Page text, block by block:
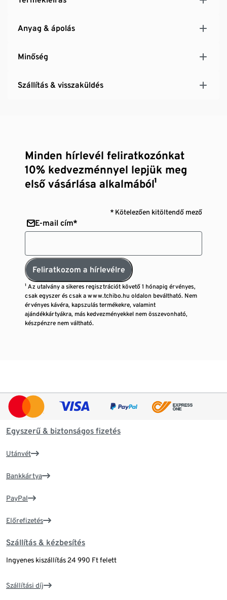
Anyag & ápolás
Minőség
Szállítás & visszaküldés
Minden hírlevél feliratkozónkat
10% kedvezménnyel lepjük meg
első vásárlása alkalmából¹
* Kötelezően kitöltendő mező
E-mail cím*
Feliratkozom a hírlevélre
¹ Az utalvány a sikeres regisztrációt követő 1 hónapig érvényes,
csak egyszer és csak a www.tchibo.hu oldalon beváltható. Nem
érvényes kávéra, kapszulás termékekre, valamint
ajándékkártyákra, más kedvezményekkel nem összevonható,
készpénzre nem váltható.
Egyszerű & biztonságos fizetés
Utánvét
Bankkártya
PayPal
Előrefizetés
Szállítás & kézbesítés
Ingyenes kiszállítás 24 990 Ft felett
Szállítási díj